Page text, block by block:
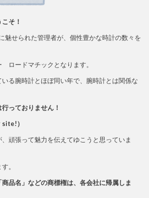
そ！
魅せられた管理者が、個性豊かな時計の数々を
ロードマチックとなります。
る腕時計とほぼ同い年で、腕時計とは関係な
っておりません！
）
頑張って魅力を伝えてゆこうと思っていま
。
品名」などの商標権は、各会社に帰属しま